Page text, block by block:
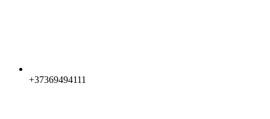
+37369494111